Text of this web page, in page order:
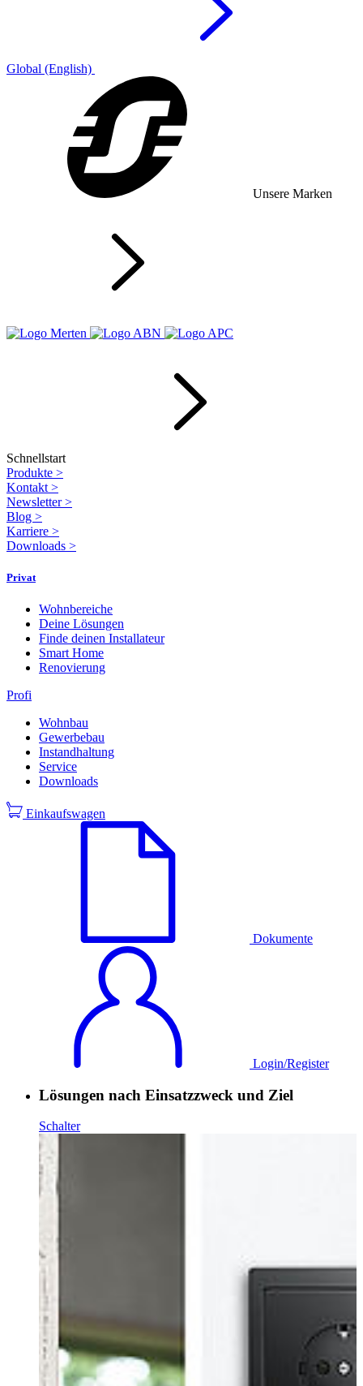
Global (English)
Unsere Marken
Schnellstart
Produkte >
Kontakt >
Newsletter>
Blog >
Karriere >
Downloads >
Privat
Wohnbereiche
Deine Lösungen
Finde deinen Installateur
Smart Home
Renovierung
Profi
Wohnbau
Gewerbebau
Instandhaltung
Service
Downloads
Einkaufswagen
Dokumente
Login/Register
Lösungen nach Einsatzzweck und Ziel
Schalter